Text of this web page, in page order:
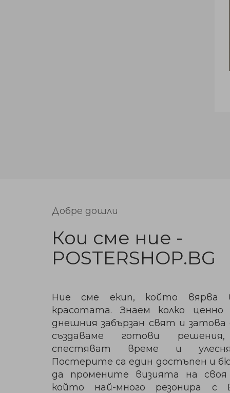
Добре дошли
Кои сме ние -
POSTERSHOP.BG
Ние сме екип, който вярва
красотата. Знаем колко
днешния забързан свят и
създаваме готови
спестяват време и
Постерите са един достъпен и
да промените визията на
който най-много резонира